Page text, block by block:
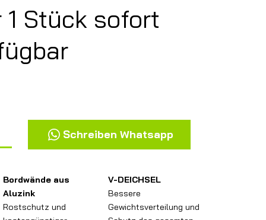
1 Stück sofort
Schreiben Whatsapp
Bordwände aus
Aluzink
Rostschutz und
V-DEICHSEL
Bessere
Gewichtsverteilung und